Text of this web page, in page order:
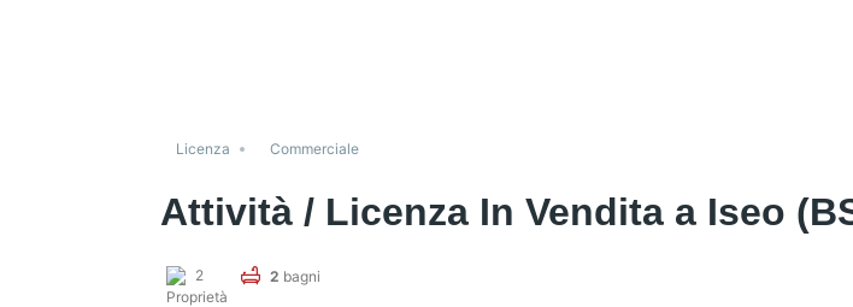
Licenza Commerciale
Attività / Licenza In Vendita a Iseo
2 2 bagni